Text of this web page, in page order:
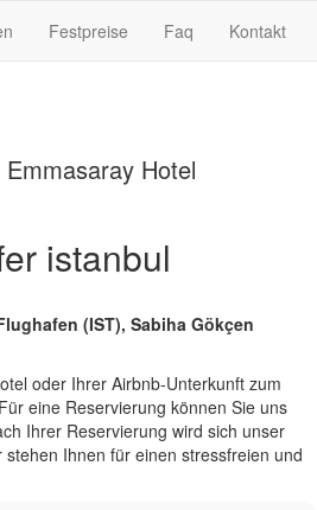
Festpreise Faq Kontakt
Hotel
istanbul
(IST), Sabiha Gökçen
oder Ihrer Airbnb-Unterkunft zum
eine Reservierung können Sie uns
Ihrer Reservierung wird sich unser
Ihnen für einen stressfreien und